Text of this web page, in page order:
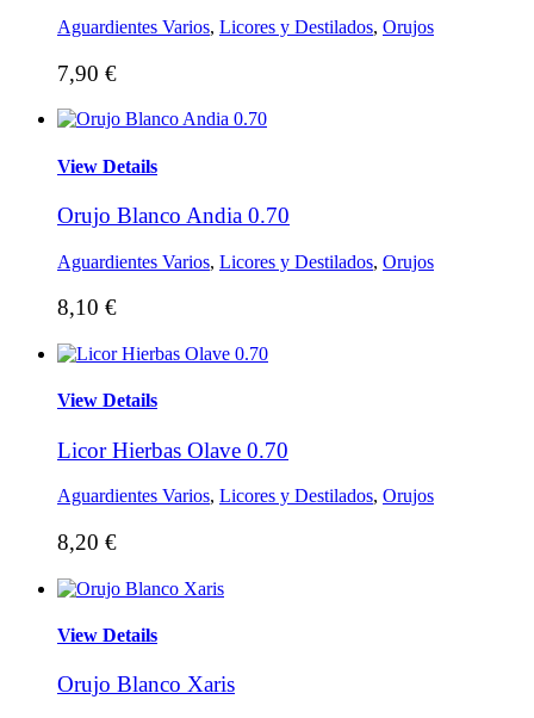
Aguardientes Varios, Licores y Destilados, Orujos
7,90 €
View Details
Orujo Blanco Andia 0.70
Aguardientes Varios, Licores y Destilados, Orujos
8,10 €
View Details
Licor Hierbas Olave 0.70
Aguardientes Varios, Licores y Destilados, Orujos
8,20 €
View Details
Orujo Blanco Xaris